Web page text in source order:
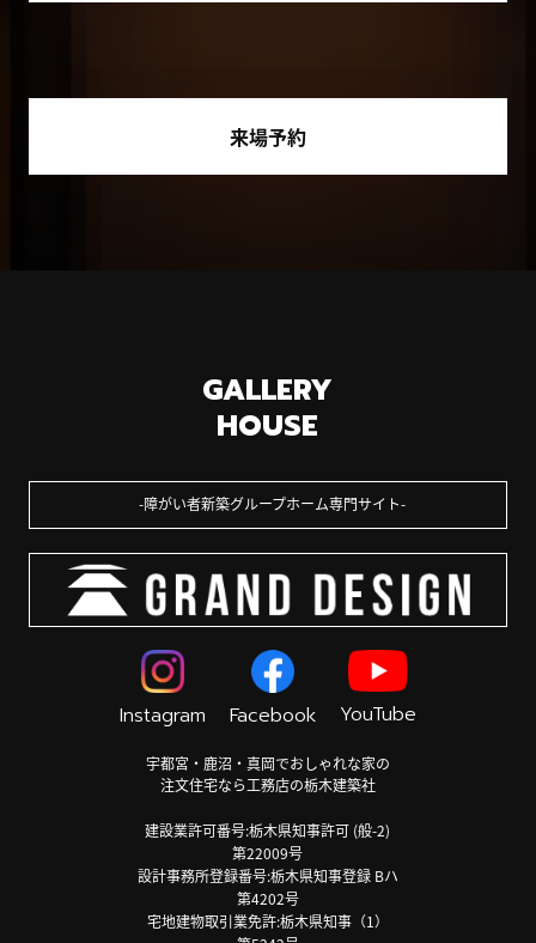
来場予約
GALLERY
HOUSE
障がい者新築グループホーム専門サイト
Instagram Facebook YouTube
宇都宮・鹿沼・真岡でおしゃれな家の
注文住宅なら工務店の栃木建築社
建設業許可番号:栃木県知事許可 (般-2)
第22009号
設計事務所登録番号:栃木県知事登録 Bハ
第4202号
宅地建物取引業免許:栃木県知事（1）